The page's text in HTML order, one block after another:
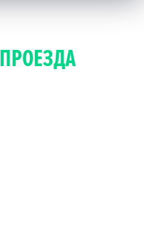
ПРОЕЗДА